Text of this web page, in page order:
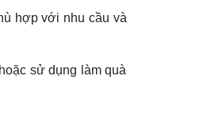
hợp với nhu cầu và
sử dụng làm quà